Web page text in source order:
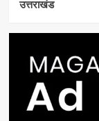
उत्तराखंड